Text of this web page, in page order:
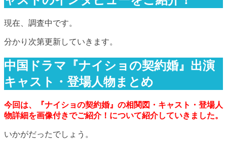
現在、調査中です。
分かり次第更新していきます。
中国ドラマ『ナイショの契約婚』出演
キャスト・登場人物まとめ
今回は、『ナイショの契約婚』の相関図・キャスト・登場人
物詳細を画像付きでご紹介！について紹介していきました。
いかがだったでしょう。